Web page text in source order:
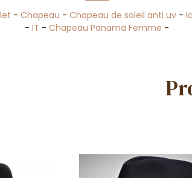
-Chapeau -Chapeau de soleil anti uv -
-IT -Chapeau Panama Femme -